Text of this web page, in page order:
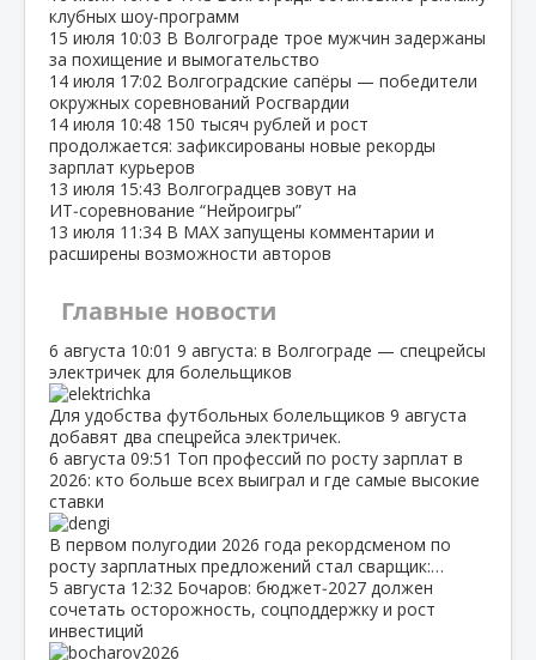
клубных шоу‑программ
15 июля 10:03 В Волгограде трое мужчин задержаны
за похищение и вымогательство
14 июля 17:02 Волгоградские сапёры — победители
окружных соревнований Росгвардии
14 июля 10:48 150 тысяч рублей и рост
продолжается: зафиксированы новые рекорды
зарплат курьеров
13 июля 15:43 Волгоградцев зовут на
ИТ‑соревнование “Нейроигры”
13 июля 11:34 В МАХ запущены комментарии и
расширены возможности авторов
Главные новости
6 августа 10:01 9 августа: в Волгограде — спецрейсы
электричек для болельщиков
Для удобства футбольных болельщиков 9 августа
добавят два спецрейса электричек.
6 августа 09:51 Топ профессий по росту зарплат в
2026: кто больше всех выиграл и где самые высокие
ставки
В первом полугодии 2026 года рекордсменом по
росту зарплатных предложений стал сварщик:…
5 августа 12:32 Бочаров: бюджет‑2027 должен
сочетать осторожность, соцподдержку и рост
инвестиций